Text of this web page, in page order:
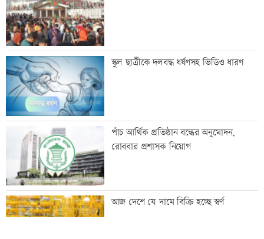
শাক ধুতে গিয়ে গৃহবধূর মৃত্যু
হাসিনার নির্দেশে সালাহউদ্দিন আহমদকে গুম
করা হয়: তদন্ত
তরুণদের নেতৃত্বেই প্রযুক্তিনির্ভর উন্নয়ন হবে:
তথ্যপ্রযুক্তিমন্ত্রী
স্কুল ছাত্রীকে দলবদ্ধ ধর্ষণসহ ভিডিও ধারণ
পাঁচ আর্থিক প্রতিষ্ঠান বন্ধের অনুমোদন,
রোববার প্রশাসক নিয়োগ
আজ দেশে যে দামে বিক্রি হচ্ছে স্বর্ণ